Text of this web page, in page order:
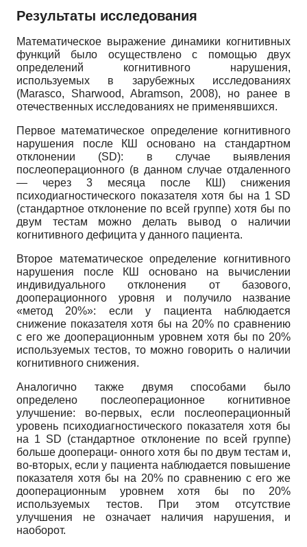
Результаты исследования
Математическое выражение динамики когнитивных
функций было осуществлено с помощью двух
определений когнитивного нарушения,
используемых в зарубежных исследованиях
(Marasco, Sharwood, Abramson, 2008), но ранее в
отечественных исследованиях не применявшихся.
Первое математическое определение когнитивного
нарушения после КШ основано на стандартном
отклонении (SD): в случае выявления
послеоперационного (в данном случае отдаленного
— через 3 месяца после КШ) снижения
психодиагностического показателя хотя бы на 1 SD
(стандартное отклонение по всей группе) хотя бы по
двум тестам можно делать вывод о наличии
когнитивного дефицита у данного пациента.
Второе математическое определение когнитивного
нарушения после КШ основано на вычислении
индивидуального отклонения от базового,
дооперационного уровня и получило название
«метод 20%»: если у пациента наблюдается
снижение показателя хотя бы на 20% по сравнению
с его же дооперационным уровнем хотя бы по 20%
используемых тестов, то можно говорить о наличии
когнитивного снижения.
Аналогично также двумя способами было
определено послеоперационное когнитивное
улучшение: во-первых, если послеоперационный
уровень психодиагностического показателя хотя бы
на 1 SD (стандартное отклонение по всей группе)
больше доопераци- онного хотя бы по двум тестам и,
во-вторых, если у пациента наблюдается повышение
показателя хотя бы на 20% по сравнению с его же
дооперационным уровнем хотя бы по 20%
используемых тестов. При этом отсутствие
улучшения не означает наличия нарушения, и
наоборот.